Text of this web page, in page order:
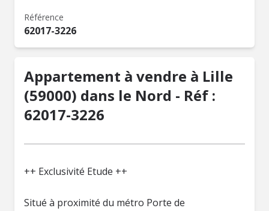
Référence
62017-3226
Appartement à vendre à Lille
(59000) dans le Nord - Réf :
62017-3226
++ Exclusivité Etude ++
Situé à proximité du métro Porte de